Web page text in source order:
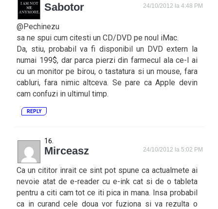
Sabotor 24/10/2012 la 4:48 PM
@Pechinezu
sa ne spui cum citesti un CD/DVD pe noul iMac.
Da, stiu, probabil va fi disponibil un DVD extern la
numai 199$, dar parca pierzi din farmecul ala ce-l ai
cu un monitor pe birou, o tastatura si un mouse, fara
cabluri, fara nimic altceva. Se pare ca Apple devin
cam confuzi in ultimul timp.
REPLY
Mirceasz 24/10/2012 la 5:02 PM
Ca un cititor inrait ce sint pot spune ca actualmete ai
nevoie atat de e-reader cu e-ink cat si de o tableta
pentru a citi cam tot ce iti pica in mana. Insa probabil
ca in curand cele doua vor fuziona si va rezulta o